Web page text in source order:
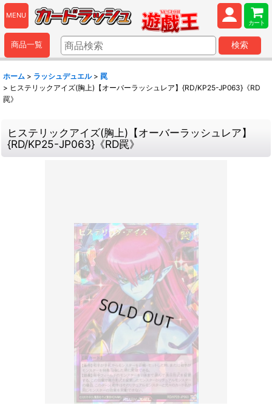
MENU
カート
商品一覧 検索
ホーム > ラッシュデュエル > 罠
> ヒステリックアイズ(胸上)【オーバーラッシュレア】{RD/KP25-JP063}《RD
罠》
ヒステリックアイズ(胸上)【オーバーラッシュレア】
{RD/KP25-JP063}《RD罠》